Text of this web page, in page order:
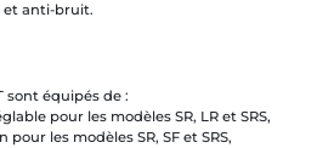
et anti-bruit.
sont équipés de :
pour les modèles SR, LR et SRS,
les modèles SR, SF et SRS,